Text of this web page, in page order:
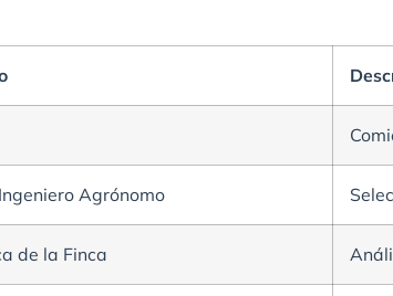
Agrónomo
de la Finca